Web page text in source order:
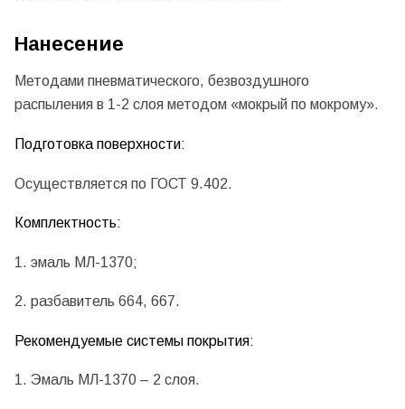
Нанесение
Методами пневматического, безвоздушного
распыления в 1-2 слоя методом «мокрый по мокрому».
Подготовка поверхности:
Осуществляется по ГОСТ 9.402.
Комплектность:
1. эмаль МЛ-1370;
2. разбавитель 664, 667.
Рекомендуемые системы покрытия:
1. Эмаль МЛ-1370 – 2 слоя.